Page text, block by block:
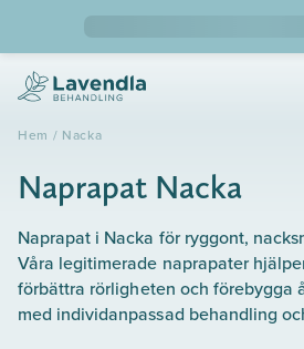
Hem / Nacka
Naprapat Nacka
Naprapat i Nacka för ryggont,
Våra legitimerade naprapater
förbättra rörligheten och förebygga
med individanpassad behandling